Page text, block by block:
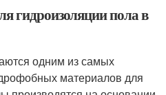
гидроизоляции пола в
одним из самых
материалов для